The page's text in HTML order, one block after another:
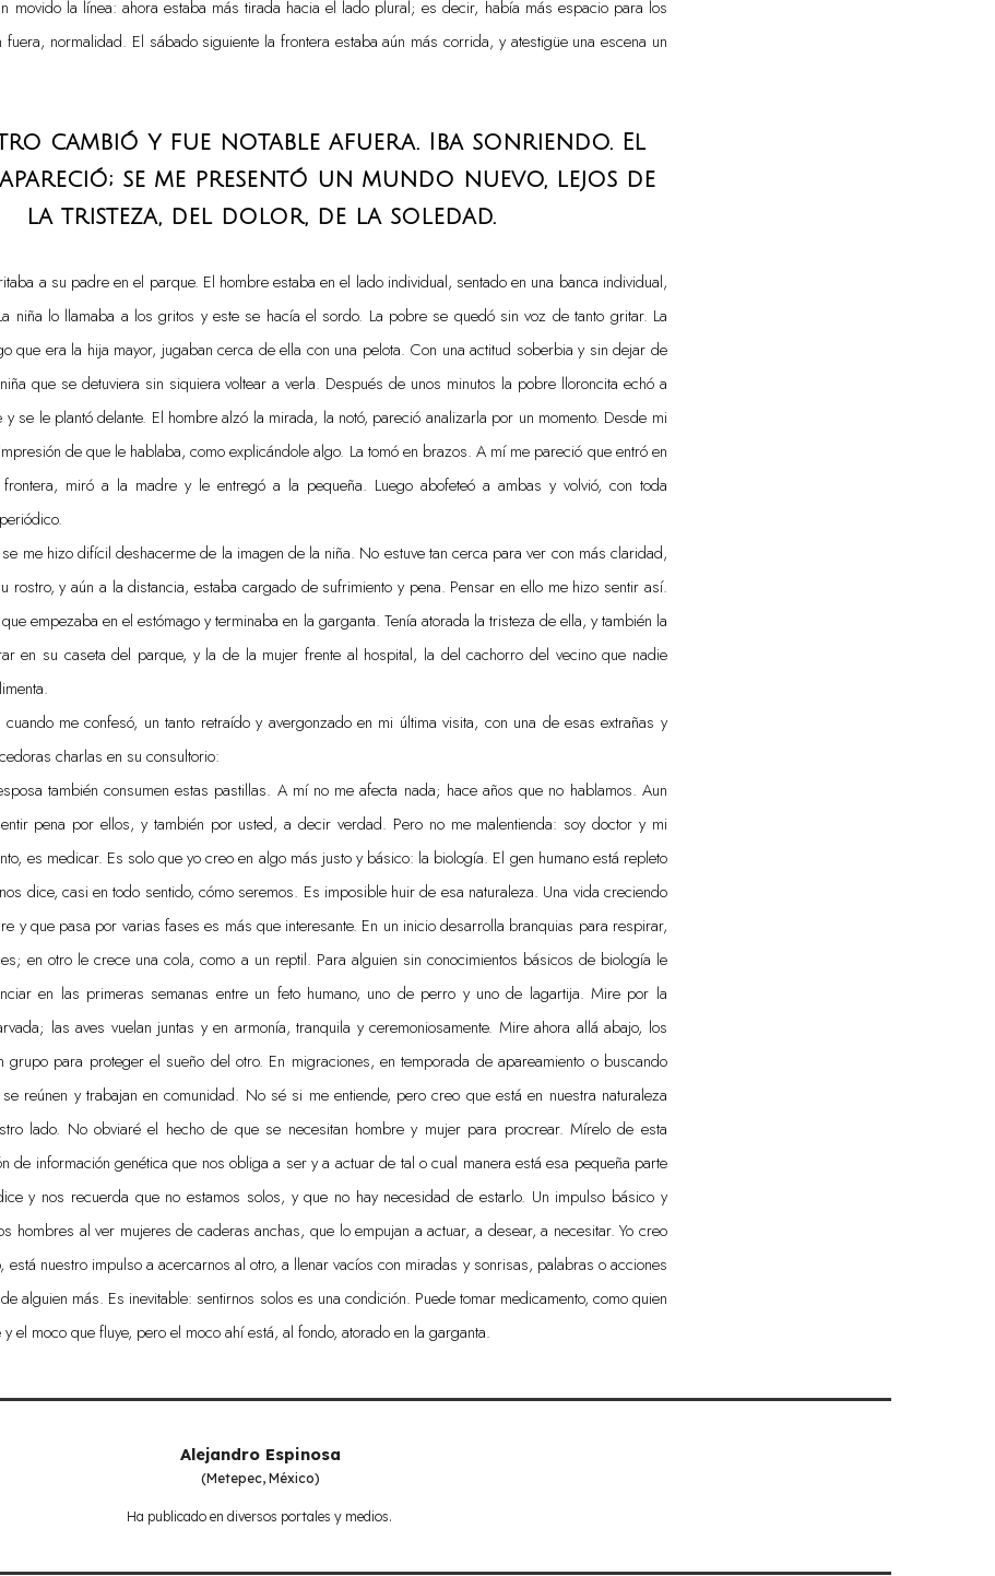
movido la línea: ahora estaba más tirada hacia el lado plural; es decir, había más espacio para los
fuera, normalidad. El sábado siguiente la frontera estaba aún más corrida, y atestigüe una escena un
cambió y fue notable afuera. Iba sonriendo. El
se me presentó un mundo nuevo, lejos de
la tristeza, del dolor, de la soledad.
a su padre en el parque. El hombre estaba en el lado individual, sentado en una banca individual,
niña lo llamaba a los gritos y este se hacía el sordo. La pobre se quedó sin voz de tanto gritar. La
que era la hija mayor, jugaban cerca de ella con una pelota. Con una actitud soberbia y sin dejar de
que se detuviera sin siquiera voltear a verla. Después de unos minutos la pobre lloroncita echó a
se le plantó delante. El hombre alzó la mirada, la notó, pareció analizarla por un momento. Desde mi
de que le hablaba, como explicándole algo. La tomó en brazos. A mí me pareció que entró en
miró a la madre y le entregó a la pequeña. Luego abofeteó a ambas y volvió, con toda
me hizo difícil deshacerme de la imagen de la niña. No estuve tan cerca para ver con más claridad,
rostro, y aún a la distancia, estaba cargado de sufrimiento y pena. Pensar en ello me hizo sentir así.
empezaba en el estómago y terminaba en la garganta. Tenía atorada la tristeza de ella, y también la
en su caseta del parque, y la de la mujer frente al hospital, la del cachorro del vecino que nadie
me confesó, un tanto retraído y avergonzado en mi última visita, con una de esas extrañas y
charlas en su consultorio:
también consumen estas pastillas. A mí no me afecta nada; hace años que no hablamos. Aun
pena por ellos, y también por usted, a decir verdad. Pero no me malentienda: soy doctor y mi
es medicar. Es solo que yo creo en algo más justo y básico: la biología. El gen humano está repleto
dice, casi en todo sentido, cómo seremos. Es imposible huir de esa naturaleza. Una vida creciendo
y que pasa por varias fases es más que interesante. En un inicio desarrolla branquias para respirar,
en otro le crece una cola, como a un reptil. Para alguien sin conocimientos básicos de biología le
en las primeras semanas entre un feto humano, uno de perro y uno de lagartija. Mire por la
las aves vuelan juntas y en armonía, tranquila y ceremoniosamente. Mire ahora allá abajo, los
grupo para proteger el sueño del otro. En migraciones, en temporada de apareamiento o buscando
reúnen y trabajan en comunidad. No sé si me entiende, pero creo que está en nuestra naturaleza
lado. No obviaré el hecho de que se necesitan hombre y mujer para procrear. Mírelo de esta
de información genética que nos obliga a ser y a actuar de tal o cual manera está esa pequeña parte
y nos recuerda que no estamos solos, y que no hay necesidad de estarlo. Un impulso básico y
hombres al ver mujeres de caderas anchas, que lo empujan a actuar, a desear, a necesitar. Yo creo
está nuestro impulso a acercarnos al otro, a llenar vacíos con miradas y sonrisas, palabras o acciones
alguien más. Es inevitable: sentirnos solos es una condición. Puede tomar medicamento, como quien
el moco que fluye, pero el moco ahí está, al fondo, atorado en la garganta.
Alejandro Espinosa
(Metepec, México)
Ha publicado en diversos portales y medios.